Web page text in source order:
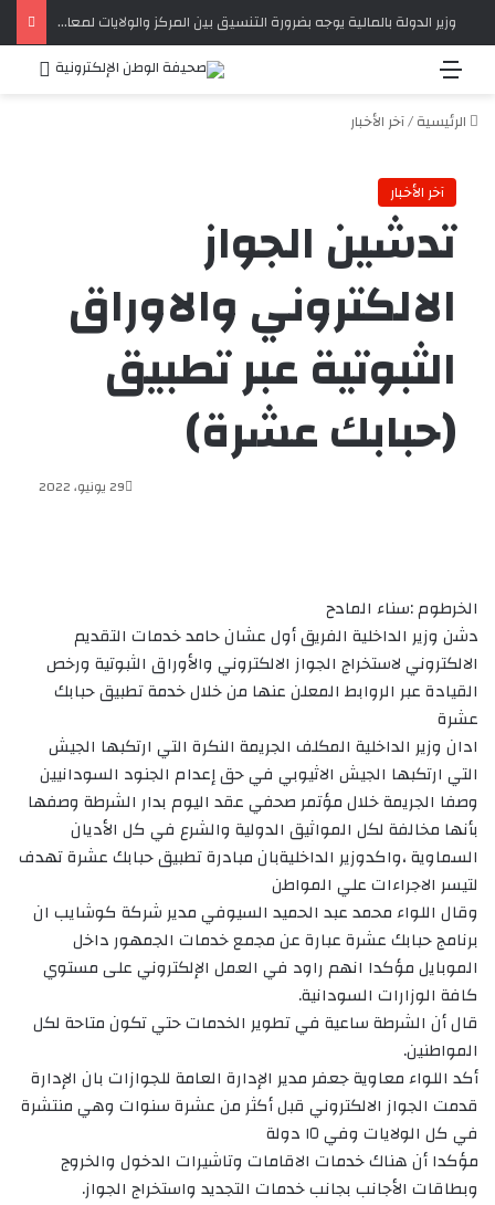
وزير الدولة بالمالية يوجه بضرورة التنسيق بين المركز والولايات لمعالجة تحديات التحصيل الضريبي‏
القائمة
الرئيسية/آخر الأخبار
آخر الأخبار
تدشين الجواز
الالكتروني والاوراق
الثبوتية عبر تطبيق
(حبابك عشرة)
29 يونيو، 2022
الخرطوم :سناء المادح
دشن وزير الداخلية الفريق أول عشان حامد خدمات التقديم
الالكتروني لاستخراج الجواز الالكتروني والأوراق الثبوتية ورخص
القيادة عبر الروابط المعلن عنها من خلال خدمة تطبيق حبابك
عشرة
ادان وزير الداخلية المكلف الجريمة النكرة التي ارتكبها الجيش
التي ارتكبها الجيش الاثيوبي في حق إعدام الجنود السودانيين
وصفا الجريمة خلال مؤتمر صحفي عقد اليوم بدار الشرطة وصفها
بأنها مخالفة لكل المواثيق الدولية والشرع في كل الأديان
السماوية ،واكدوزير الداخليةبان مبادرة تطبيق حبابك عشرة تهدف
لتيسر الاجراءات علي المواطن
وقال اللواء محمد عبد الحميد السيوفي مدير شركة كوشايب ان
برنامج حبابك عشرة عبارة عن مجمع خدمات الجمهور داخل
الموبايل مؤكدا انهم راود في العمل الإلكتروني على مستوي
كافة الوزارات السودانية.
قال أن الشرطة ساعية في تطوير الخدمات حتي تكون متاحة لكل
المواطنين.
أكد اللواء معاوية جعفر مدير الإدارة العامة للجوازات بان الإدارة
قدمت الجواز الالكتروني قبل أكثر من عشرة سنوات وهي منتشرة
في كل الولايات وفي ١٥ دولة
مؤكدا أن هناك خدمات الاقامات وتاشيرات الدخول والخروج
وبطاقات الأجانب بجانب خدمات التجديد واستخراج الجواز.